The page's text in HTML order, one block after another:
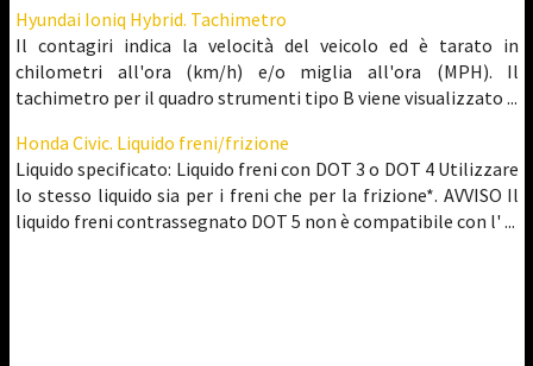
Hyundai Ioniq Hybrid. Tachimetro
Il contagiri indica la velocità del veicolo ed è tarato in
chilometri all'ora (km/h) e/o miglia all'ora (MPH). Il
tachimetro per il quadro strumenti tipo B viene visualizzato ...
Honda Civic. Liquido freni/frizione
Liquido specificato: Liquido freni con DOT 3 o DOT 4 Utilizzare
lo stesso liquido sia per i freni che per la frizione*. AVVISO Il
liquido freni contrassegnato DOT 5 non è compatibile con l' ...